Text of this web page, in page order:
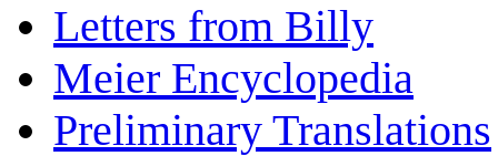
Letters from Billy
Meier Encyclopedia
Preliminary Translations